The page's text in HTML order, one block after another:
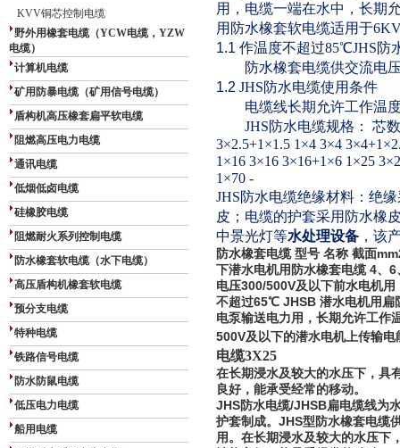
KVV铜芯控制电缆
野外用橡套电缆（YCW电缆，YZW
电缆）
计算机电缆
矿用防暴电缆（矿用信号电缆）
盾构机高压橡套扁平软电缆
阻燃高压电力电缆
通讯电缆
低烟低卤电缆
硅橡胶电缆
阻燃耐火系列控制电缆
防水橡套软电缆（水下电缆）
高压盾构机橡套软电缆
预分支电缆
特种电缆
铁路信号电缆
防水防鼠电缆
低压电力电缆
船用电缆
用，电缆一端在水中，长期
用防水橡套软电缆适用于
1.1 作温度不超过85℃JHS防
防水橡套电缆供交流电压
1.2 JHS防水电缆使用条件
电缆线长期允许工作温
JHS防水电缆规格： 芯数
3×2.5+1×1.5 1×4 3×4
1×16 3×16 3×16+1×6 1×25
1×70 -
JHS防水电缆绝缘材料：绝
皮；电缆的护套采用防水橡
中景光灯等水处理设备 ，该
防水橡套电缆 型号 名称 截面
下潜水电机用防水橡套电缆 4、
电压300/500V及以下前水电机
不超过65℃ JHSB 潜水电机用扁
电泵输送电力用，长期允许工
500V及以下的潜水电机上传输电
电缆3X25
在长期浸水及较大的水压下，具
良好，能承受经常的移动。
JHS防水电缆/JHSB扁电缆线为
护套制成。JHS型防水橡套电缆
用。在长期浸水及较大的水压下